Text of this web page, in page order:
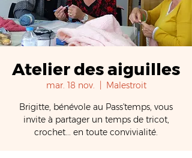
Atelier des aiguilles
mar. 18 nov.
Malestroit
Brigitte, bénévole au Pass'temps, vous
invite à partager un temps de tricot,
crochet... en toute convivialité.